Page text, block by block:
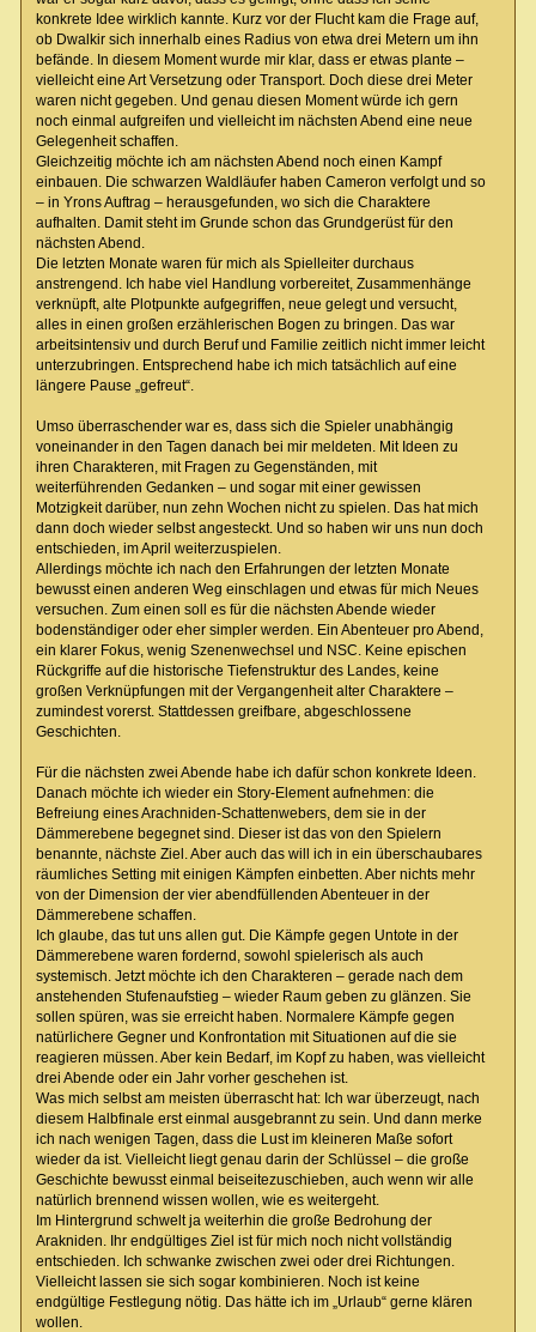
konkrete Idee wirklich kannte. Kurz vor der Flucht kam die Frage auf,
ob Dwalkir sich innerhalb eines Radius von etwa drei Metern um ihn
befände. In diesem Moment wurde mir klar, dass er etwas plante –
vielleicht eine Art Versetzung oder Transport. Doch diese drei Meter
waren nicht gegeben. Und genau diesen Moment würde ich gern
noch einmal aufgreifen und vielleicht im nächsten Abend eine neue
Gelegenheit schaffen.
Gleichzeitig möchte ich am nächsten Abend noch einen Kampf
einbauen. Die schwarzen Waldläufer haben Cameron verfolgt und so
– in Yrons Auftrag – herausgefunden, wo sich die Charaktere
aufhalten. Damit steht im Grunde schon das Grundgerüst für den
nächsten Abend.
Die letzten Monate waren für mich als Spielleiter durchaus
anstrengend. Ich habe viel Handlung vorbereitet, Zusammenhänge
verknüpft, alte Plotpunkte aufgegriffen, neue gelegt und versucht,
alles in einen großen erzählerischen Bogen zu bringen. Das war
arbeitsintensiv und durch Beruf und Familie zeitlich nicht immer leicht
unterzubringen. Entsprechend habe ich mich tatsächlich auf eine
längere Pause „gefreut“.
Umso überraschender war es, dass sich die Spieler unabhängig
voneinander in den Tagen danach bei mir meldeten. Mit Ideen zu
ihren Charakteren, mit Fragen zu Gegenständen, mit
weiterführenden Gedanken – und sogar mit einer gewissen
Motzigkeit darüber, nun zehn Wochen nicht zu spielen. Das hat mich
dann doch wieder selbst angesteckt. Und so haben wir uns nun doch
entschieden, im April weiterzuspielen.
Allerdings möchte ich nach den Erfahrungen der letzten Monate
bewusst einen anderen Weg einschlagen und etwas für mich Neues
versuchen. Zum einen soll es für die nächsten Abende wieder
bodenständiger oder eher simpler werden. Ein Abenteuer pro Abend,
ein klarer Fokus, wenig Szenenwechsel und NSC. Keine epischen
Rückgriffe auf die historische Tiefenstruktur des Landes, keine
großen Verknüpfungen mit der Vergangenheit alter Charaktere –
zumindest vorerst. Stattdessen greifbare, abgeschlossene
Geschichten.
Für die nächsten zwei Abende habe ich dafür schon konkrete Ideen.
Danach möchte ich wieder ein Story-Element aufnehmen: die
Befreiung eines Arachniden-Schattenwebers, dem sie in der
Dämmerebene begegnet sind. Dieser ist das von den Spielern
benannte, nächste Ziel. Aber auch das will ich in ein überschaubares
räumliches Setting mit einigen Kämpfen einbetten. Aber nichts mehr
von der Dimension der vier abendfüllenden Abenteuer in der
Dämmerebene schaffen.
Ich glaube, das tut uns allen gut. Die Kämpfe gegen Untote in der
Dämmerebene waren fordernd, sowohl spielerisch als auch
systemisch. Jetzt möchte ich den Charakteren – gerade nach dem
anstehenden Stufenaufstieg – wieder Raum geben zu glänzen. Sie
sollen spüren, was sie erreicht haben. Normalere Kämpfe gegen
natürlichere Gegner und Konfrontation mit Situationen auf die sie
reagieren müssen. Aber kein Bedarf, im Kopf zu haben, was vielleicht
drei Abende oder ein Jahr vorher geschehen ist.
Was mich selbst am meisten überrascht hat: Ich war überzeugt, nach
diesem Halbfinale erst einmal ausgebrannt zu sein. Und dann merke
ich nach wenigen Tagen, dass die Lust im kleineren Maße sofort
wieder da ist. Vielleicht liegt genau darin der Schlüssel – die große
Geschichte bewusst einmal beiseitezuschieben, auch wenn wir alle
natürlich brennend wissen wollen, wie es weitergeht.
Im Hintergrund schwelt ja weiterhin die große Bedrohung der
Arakniden. Ihr endgültiges Ziel ist für mich noch nicht vollständig
entschieden. Ich schwanke zwischen zwei oder drei Richtungen.
Vielleicht lassen sie sich sogar kombinieren. Noch ist keine
endgültige Festlegung nötig. Das hätte ich im „Urlaub“ gerne klären
wollen.